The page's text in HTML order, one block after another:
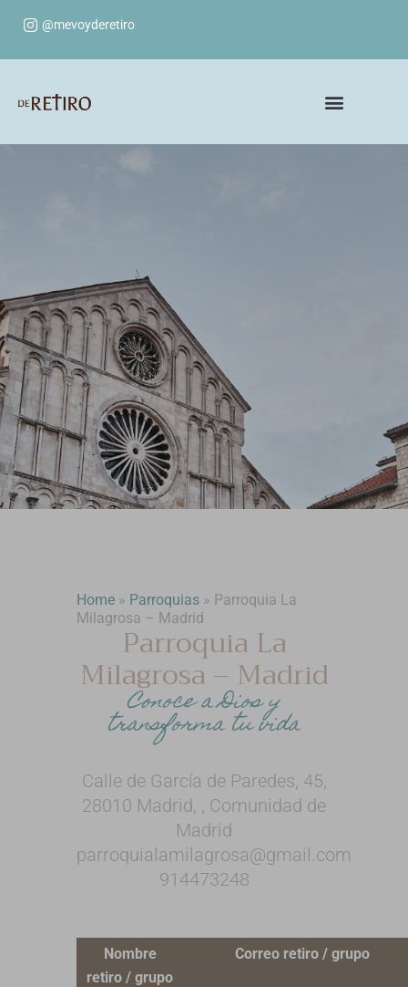
@mevoyderetiro
Home » Parroquias » Parroquia La
Milagrosa – Madrid
Parroquia La
Milagrosa – Madrid
Conoce a Dios y
transforma tu vida
Calle de García de Paredes, 45,
28010 Madrid, , Comunidad de
Madrid
parroquialamilagrosa@gmail.com
914473248
Nombre
retiro / grupo
Correo retiro / grupo